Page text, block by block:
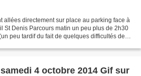
allées directement sur place au parking face à
St Denis Parcours matin un peu plus de 2h30
peu tardif du fait de quelques difficultés de
4 octobre 2014 Gif sur